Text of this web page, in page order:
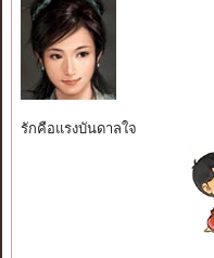
รักคือแรงบันดาลใจ